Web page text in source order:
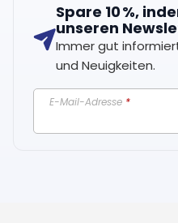
Spare 10 %,
unseren
Immer gut
und Neuigkeiten.
E-Mail-Adresse *